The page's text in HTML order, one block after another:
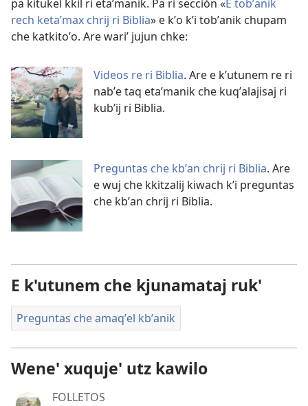
pa kitukel kkil ri etaʼmanik. Pa ri sección «E tobʼanik
rech ketaʼmax chrij ri Biblia» e kʼo kʼi tobʼanik chupam
che katkitoʼo. Are wariʼ jujun chke:
Videos re ri Biblia. Are e kʼutunem re ri
nabʼe taq etaʼmanik che kuqʼalajisaj ri
kubʼij ri Biblia.
Preguntas che kbʼan chrij ri Biblia. Are
e wuj che kkitzalij kiwach kʼi preguntas
che kbʼan chrij ri Biblia.
E k'utunem che kjunamataj ruk'
Preguntas che amaqʼel kbʼanik
Wene' xuquje' utz kawilo
FOLLETOS